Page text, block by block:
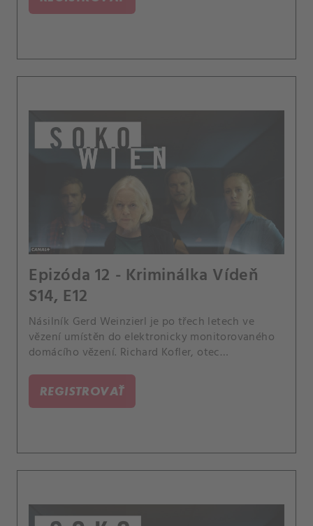
Epizóda 12 - Kriminálka Vídeň
S14, E12
Násilník Gerd Weinzierl je po třech letech ve
vězení umístěn do elektronicky monitorovaného
domácího vězení. Richard Kofler, otec
znepokojen.
REGISTROVAŤ